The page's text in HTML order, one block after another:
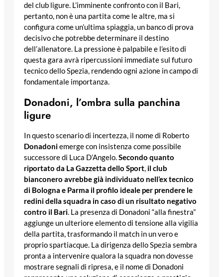
del club ligure. L’imminente confronto con il Bari,
pertanto, non è una partita come le altre, ma si
configura come un’ultima spiaggia, un banco di prova
decisivo che potrebbe determinare il destino
dell’allenatore. La pressione è palpabile e l’esito di
questa gara avrà ripercussioni immediate sul futuro
tecnico dello Spezia, rendendo ogni azione in campo di
fondamentale importanza.
Donadoni, l’ombra sulla panchina
ligure
In questo scenario di incertezza, il nome di Roberto
Donadoniemerge con insistenza come possibile
successore di Luca D’Angelo.Secondo quanto
riportato da La Gazzetta dello Sport, il club
bianconero avrebbe già individuato nell’ex tecnico
di Bologna e Parma il profilo ideale per prendere le
redini della squadra in caso di un risultato negativo
contro il Bari. La presenza di Donadoni “alla finestra”
aggiunge un ulteriore elemento di tensione alla vigilia
della partita, trasformando il match in un vero e
proprio spartiacque. La dirigenza dello Spezia sembra
pronta a intervenire qualora la squadra non dovesse
mostrare segnali di ripresa, e il nome di Donadoni